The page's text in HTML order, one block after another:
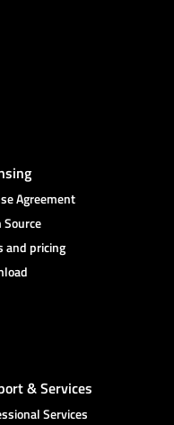
Agreement
Source
and pricing
& Services
Services